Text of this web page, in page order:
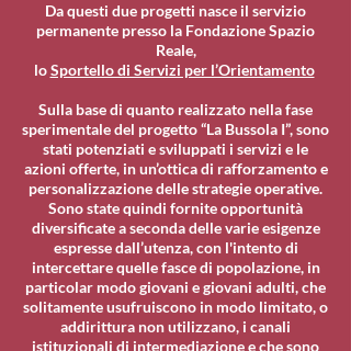
Da questi due progetti nasce il servizio
permanente presso la Fondazione Spazio
Reale,
loSportello di Servizi per l’Orientamento
Sulla base di quanto realizzato nella fase
sperimentale del progetto “La Bussola I”, sono
stati potenziati e sviluppati i servizi e le
azioni offerte, in un’ottica di rafforzamento e
personalizzazione delle strategie operative.
Sono state quindi fornite opportunità
diversificate a seconda delle varie esigenze
espresse dall’utenza, con l'intento di
intercettare quelle fasce di popolazione, in
particolar modo giovani e giovani adulti, che
solitamente usufruiscono in modo limitato, o
addirittura non utilizzano, i canali
istituzionali di intermediazione e che sono